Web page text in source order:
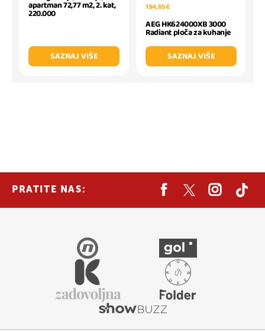
apartman 72,77 m2, 2. kat,
220.000
SAZNAJ VIŠE
194,65 €
AEG HK624000XB 3000
Radiant ploča za kuhanje
SAZNAJ VIŠE
PRATITE NAS: